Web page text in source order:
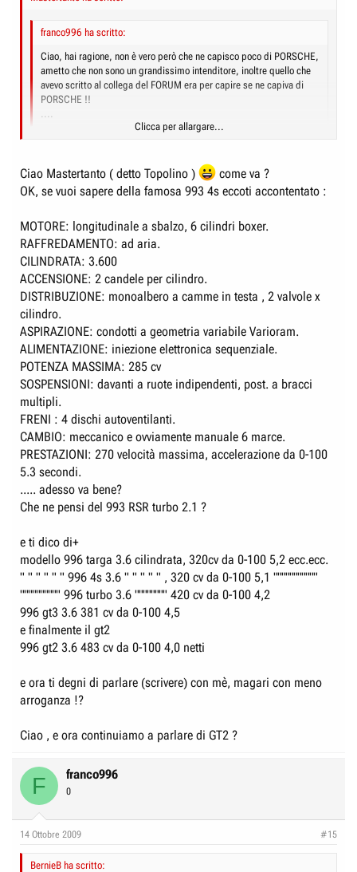
franco996 ha scritto:
Ciao, hai ragione, non è vero però che ne capisco poco di PORSCHE,
ametto che non sono un grandissimo intenditore, inoltre quello che
avevo scritto al collega del FORUM era per capire se ne capiva di
PORSCHE !!
Clicca per allargare...
famosa 993 4s da 340 cv, nonchè la GT da ben 650 cv....
Prima di parlare di GT2, vorrei capire con chi parlo... è lecito ?
Lucio
Clicca per allargare...
Ciao Mastertanto ( detto Topolino )
come va ?
OK, se vuoi sapere della famosa 993 4s eccoti accontentato :
MOTORE: longitudinale a sbalzo, 6 cilindri boxer.
RAFFREDAMENTO: ad aria.
CILINDRATA: 3.600
ACCENSIONE: 2 candele per cilindro.
DISTRIBUZIONE: monoalbero a camme in testa , 2 valvole x
cilindro.
ASPIRAZIONE: condotti a geometria variabile Varioram.
ALIMENTAZIONE: iniezione elettronica sequenziale.
POTENZA MASSIMA: 285 cv
SOSPENSIONI: davanti a ruote indipendenti, post. a bracci
multipli.
FRENI : 4 dischi autoventilanti.
CAMBIO: meccanico e ovviamente manuale 6 marce.
PRESTAZIONI: 270 velocità massima, accelerazione da 0-100
5.3 secondi.
..... adesso va bene?
Che ne pensi del 993 RSR turbo 2.1 ?
e ti dico di+
modello 996 targa 3.6 cilindrata, 320cv da 0-100 5,2 ecc.ecc.
" " " " " " 996 4s 3.6 " " " " " , 320 cv da 0-100 5,1 """""""""""
"""""""""" 996 turbo 3.6 """""""" 420 cv da 0-100 4,2
996 gt3 3.6 381 cv da 0-100 4,5
e finalmente il gt2
996 gt2 3.6 483 cv da 0-100 4,0 netti
e ora ti degni di parlare (scrivere) con mè, magari con meno
arroganza !?
Ciao , e ora continuiamo a parlare di GT2 ?
F franco996
0
14 Ottobre 2009 #15
BernieB ha scritto: